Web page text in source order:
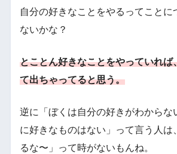
自分の好きなことをやるってことに
ないかな？
とことん好きなことをやっていれば
て出ちゃってると思う。
逆に「ぼくは自分の好きがわからな
に好きなものはない」って言う人は
るな〜」って時がないもんね。